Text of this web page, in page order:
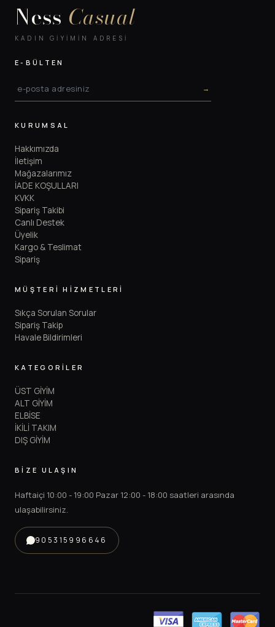
Ness Casual
KADIN GIYIMIN ADRESI
E-BÜLTEN
→
KURUMSAL
Hakkımızda
İletişim
Mağazalarımız
İADE KOŞULLARI
KVKK
Sipariş Takibi
Canlı Destek
Üyelik
Kargo & Teslimat
Sipariş
MÜŞTERİ HİZMETLERİ
Sıkça Sorulan Sorular
Sipariş Takip
Havale Bildirimleri
KATEGORİLER
ÜST GİYİM
ALT GİYİM
ELBİSE
İKİLİ TAKIM
DIŞ GİYİM
BİZE ULAŞIN
Haftaiçi 10:00 - 19:00 Pazar 12:00 - 18:00 saatleri arasında
ulaşabilirsiniz.
905315996646